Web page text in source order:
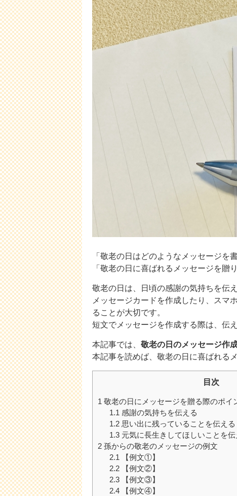
「敬老の日はどのようなメッセージを
「敬老の日に喜ばれるメッセージを贈り
敬老の日は、日頃の感謝の気持ちを伝
メッセージカードを作成したり、スマ
ることが大切です。
短文でメッセージを作成する際は、伝
本記事では、 敬老の日のメッセージ作
本記事を読めば、敬老の日に喜ばれる
目次
1 敬老の日にメッセージを贈る際のポイ
1.1 感謝の気持ちを伝える
1.2思い出に残っていることを伝える
1.3元気に長生きしてほしいことを伝
2 孫からの敬老のメッセージの例文
2.1 【例文①】
2.2【例文②】
2.3【例文③】
2.4【例文④】